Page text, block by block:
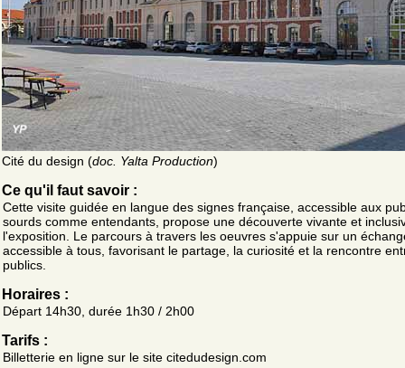
Cité du design (doc. Yalta Production)
Ce qu'il faut savoir :
Cette visite guidée en langue des signes française, accessible aux
sourds comme entendants, propose une découverte vivante et
l'exposition. Le parcours à travers les oeuvres s'appuie sur un
accessible à tous, favorisant le partage, la curiosité et la rencontre
publics.
Horaires :
Départ 14h30, durée 1h30 / 2h00
Tarifs :
Billetterie en ligne sur le site citedudesign.com